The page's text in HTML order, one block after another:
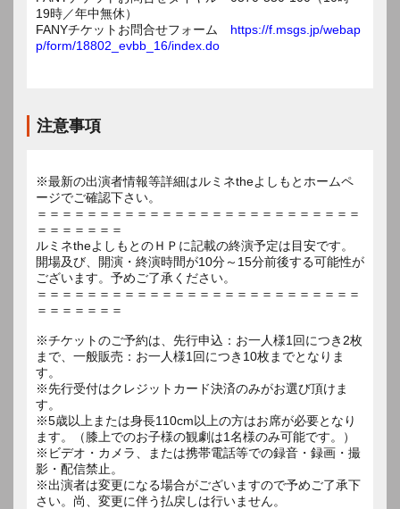
19時／年中無休）
FANYチケットお問合せフォーム https://f.msgs.jp/webap
p/form/18802_evbb_16/index.do
注意事項
※最新の出演者情報等詳細はルミネtheよしもとホームペ
ージでご確認下さい。
＝＝＝＝＝＝＝＝＝＝＝＝＝＝＝＝＝＝＝＝＝＝＝＝＝＝
＝＝＝＝＝＝＝
ルミネtheよしもとのＨＰに記載の終演予定は目安です。
開場及び、開演・終演時間が10分～15分前後する可能性が
ございます。予めご了承ください。
＝＝＝＝＝＝＝＝＝＝＝＝＝＝＝＝＝＝＝＝＝＝＝＝＝＝
＝＝＝＝＝＝＝
※チケットのご予約は、先行申込：お一人様1回につき2枚
まで、一般販売：お一人様1回につき10枚までとなりま
す。
※先行受付はクレジットカード決済のみがお選び頂けま
す。
※5歳以上または身長110cm以上の方はお席が必要となり
ます。（膝上でのお子様の観劇は1名様のみ可能です。）
※ビデオ・カメラ、または携帯電話等での録音・録画・撮
影・配信禁止。
※出演者は変更になる場合がございますので予めご了承下
さい。尚、変更に伴う払戻しは行いません。